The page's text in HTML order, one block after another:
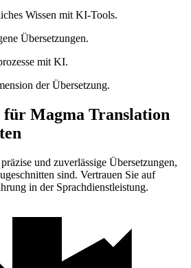
Wissen mit KI-Tools.
Übersetzungen.
mit KI.
der Übersetzung.
für Magma Translation
und zuverlässige Übersetzungen,
sind. Vertrauen Sie auf
in der Sprachdienstleistung.